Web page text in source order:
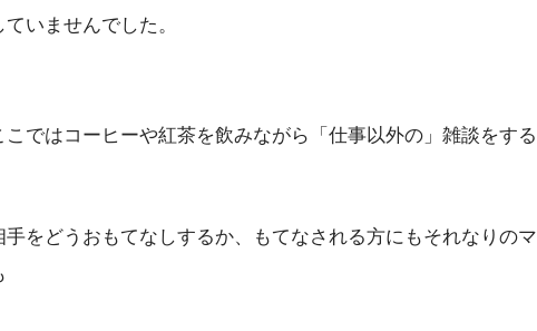
いませんでした。
ではコーヒーや紅茶を飲みながら「仕事以外の」雑談をする
手をどうおもてなしするか、もてなされる方にもそれなりのマ